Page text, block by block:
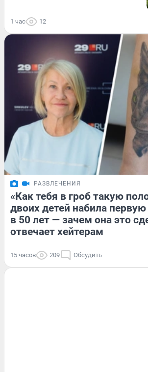
1 час 12
РАЗВЛЕЧЕНИЯ
«Как тебя в гроб такую
двоих детей набила
в 50 лет — зачем она это
отвечает хейтерам
15 часов 209 Обсудить